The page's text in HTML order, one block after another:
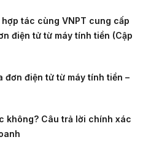
tác cùng VNPT cung cấp
điện tử từ máy tính tiền (Cập
đơn điện tử từ máy tính tiền –
không? Câu trả lời chính xác